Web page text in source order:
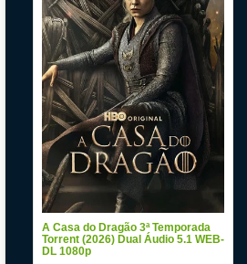
A Casa do Dragão 3ª Temporada
Torrent (2026) Dual Áudio 5.1 WEB-
DL 1080p